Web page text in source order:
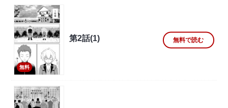
無料
第2話(1) 無料で読む